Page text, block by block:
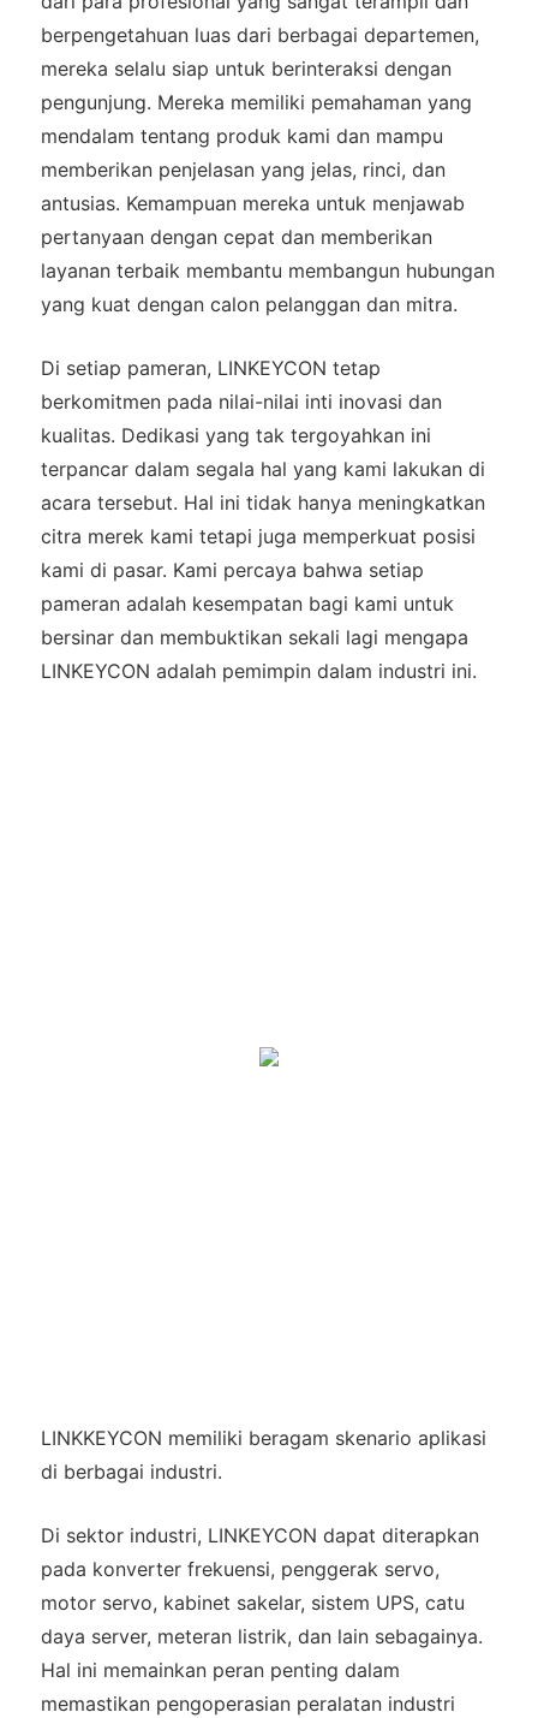
berpengetahuan luas dari berbagai departemen,
mereka selalu siap untuk berinteraksi dengan
pengunjung. Mereka memiliki pemahaman yang
mendalam tentang produk kami dan mampu
memberikan penjelasan yang jelas, rinci, dan
antusias. Kemampuan mereka untuk menjawab
pertanyaan dengan cepat dan memberikan
layanan terbaik membantu membangun hubungan
yang kuat dengan calon pelanggan dan mitra.
Di setiap pameran, LINKEYCON tetap
berkomitmen pada nilai-nilai inti inovasi dan
kualitas. Dedikasi yang tak tergoyahkan ini
terpancar dalam segala hal yang kami lakukan di
acara tersebut. Hal ini tidak hanya meningkatkan
citra merek kami tetapi juga memperkuat posisi
kami di pasar. Kami percaya bahwa setiap
pameran adalah kesempatan bagi kami untuk
bersinar dan membuktikan sekali lagi mengapa
LINKEYCON adalah pemimpin dalam industri ini.
LINKKEYCON memiliki beragam skenario aplikasi
di berbagai industri.
Di sektor industri, LINKEYCON dapat diterapkan
pada konverter frekuensi, penggerak servo,
motor servo, kabinet sakelar, sistem UPS, catu
daya server, meteran listrik, dan lain sebagainya.
Hal ini memainkan peran penting dalam
memastikan pengoperasian peralatan industri